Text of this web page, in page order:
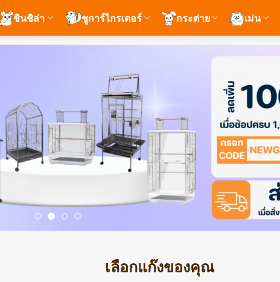
ชินชิล่า ชูการ์ไกรเดอร์ กระต่าย เม่น
เลือกแก๊งของคุณ